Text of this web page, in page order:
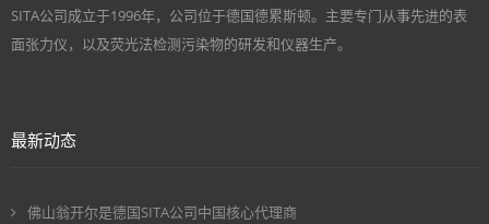
SITA公司成立于1996年，公司位于德国德累斯顿。主要专门从事先进的表
面张力仪，以及荧光法检测污染物的研发和仪器生产。
最新动态
佛山翁开尔是德国SITA公司中国核心代理商